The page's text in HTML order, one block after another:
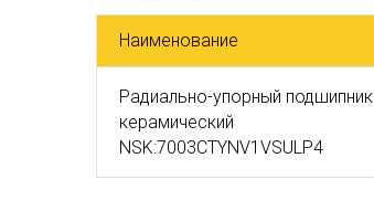
Наименование
Радиально-упорный подшипник
керамический
NSK:7003CTYNV1VSULP4